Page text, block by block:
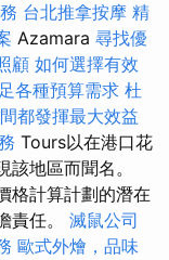
台北推拿按摩 精
Azamara 尋找優
顧 如何選擇有效
各種預算需求 杜
都發揮最大效益
Tours以在港口花
地區而聞名。
格計算計劃的潛在
責任。 滅鼠公司
歐式外燴，品味